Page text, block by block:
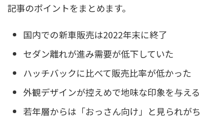
記事のポイントをまとめます。
国内での新車販売は2022年末に終了
セダン離れが進み需要が低下していた
ハッチバックに比べて販売比率が低かった
外観デザインが控えめで地味な印象を与える
若年層からは「おっさん向け」と見られがち